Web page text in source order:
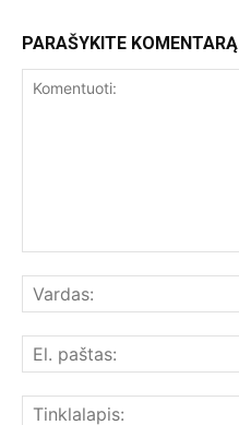
PARAŠYKITE KOMENTARĄ